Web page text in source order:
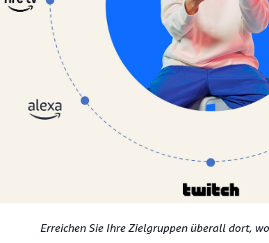
Erreichen Sie Ihre Zielgruppen überall dort,